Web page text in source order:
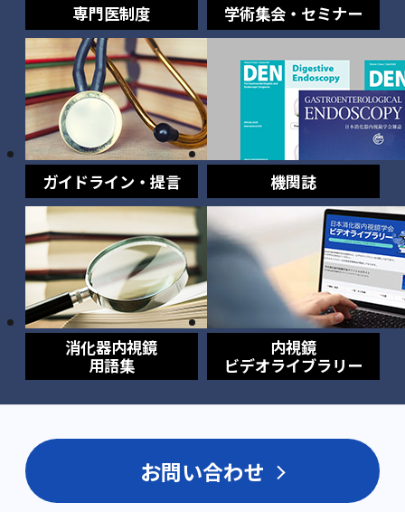
専門医制度 学術集会・セミナー
ガイドライン・提言 機関誌
消化器内視鏡
用語集
内視鏡
ビデオライブラリー
お問い合わせ